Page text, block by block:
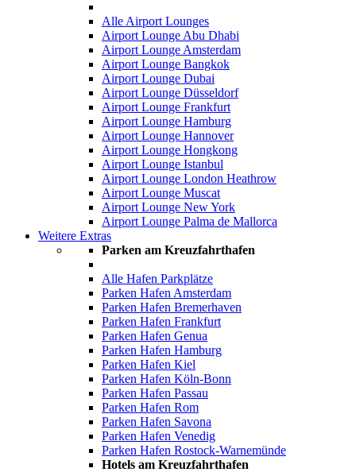
Alle Airport Lounges
Airport Lounge Abu Dhabi
Airport Lounge Amsterdam
Airport Lounge Bangkok
Airport Lounge Dubai
Airport Lounge Düsseldorf
Airport Lounge Frankfurt
Airport Lounge Hamburg
Airport Lounge Hannover
Airport Lounge Hongkong
Airport Lounge Istanbul
Airport Lounge London Heathrow
Airport Lounge Muscat
Airport Lounge New York
Airport Lounge Palma de Mallorca
Weitere Extras
Parken am Kreuzfahrthafen
Alle Hafen Parkplätze
Parken Hafen Amsterdam
Parken Hafen Bremerhaven
Parken Hafen Frankfurt
Parken Hafen Genua
Parken Hafen Hamburg
Parken Hafen Kiel
Parken Hafen Köln-Bonn
Parken Hafen Passau
Parken Hafen Rom
Parken Hafen Savona
Parken Hafen Venedig
Parken Hafen Rostock-Warnemünde
Hotels am Kreuzfahrthafen